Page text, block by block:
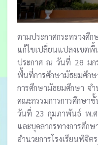
ตามประกาศกระทรวงศึ
แก้ไขเปลี่ยนแปลงเขต
ประกาศ ณ วันที่ 28 มก
พื้นที่การศึกษามัธยมศึก
การศึกษามัธยมศึกษา จ
คณะกรรมการการศึกษ
วันที่ 23 กุมภาพันธ์ พ.ศ.
และบุคลากรทางการศึ
อำนวยการโรงเรียนพิ